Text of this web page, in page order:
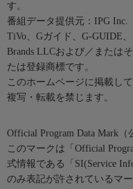
す。
番組データ提供元：IPG Inc.
TiVo、Gガイド、G-GUIDE
Brands LLCおよび／または
たは登録商標です。
このホームページに掲載し
複写・転載を禁じます。
Official Program Data Mark（
このマークは「Official
式情報である「SI(Service
のみ表記が許されているマー